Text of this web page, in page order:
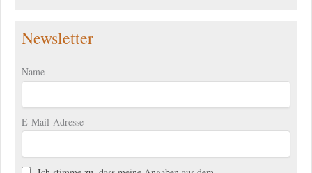
Newsletter
Name
E-Mail-Adresse